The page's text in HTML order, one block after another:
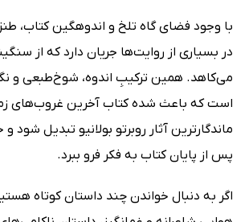
با وجود فضای گاه تلخ و اندوهگین کتاب،
در بسیاری از روایت‌ها جریان دارد که از
می‌کاهد. همین ترکیبِ اندوه، شوخ‌طبعی و
است که باعث شده کتاب آخرین غروب‌های
ماندگارترین آثار روبرتو بولانیو تبدیل شود و
پس از پایان کتاب به فکر فرو ببرد.
اگر به دنبال خواندن چند داستان کوتاه